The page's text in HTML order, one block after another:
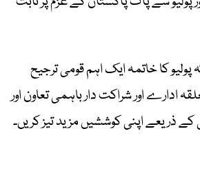
کا خاتمہ ایک اہم قومی ترجیح
ادارے اور شراکت دار باہمی تعاون اور
ذریعے اپنی کوششیں مزید تیز کریں۔